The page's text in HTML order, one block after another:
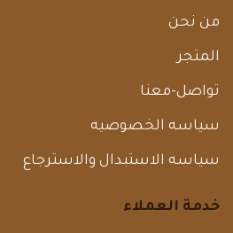
من نحن
المتجر
تواصل-معنا
سياسه الخصوصيه
سياسه الاستبدال والاسترجاع
خدمة العملاء